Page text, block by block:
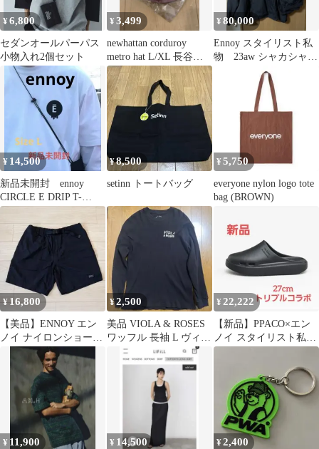
¥6,800
セダンオールパーパス
小物入れ2個セット
¥3,499
newhattan corduroy
metro hat L/XL 長谷川
昭雄
¥80,000
Ennoy スタイリスト私
物 23aw シャカシャ
¥ 14,500
新品未開封 ennoy
CIRCLE E DRIP T-
SHIRT
¥8,500
setinn トートバッグ
¥ 5,750
everyone nylon logo tote
bag (BROWN)
¥ 16,800
【美品】ENNOY エン
ノイ ナイロンショーツ
ブラック L SS23 完売品
¥2,500
美品 VIOLA & ROSES
ワッフル 長袖 L ヴィオ
ラアンドローゼス
¥ 22,222
【新品】PPACO×エン
ノイ スタイリスト私物
WHALE サンダル
¥ 11,900 ¥ 14,500 ¥2,400